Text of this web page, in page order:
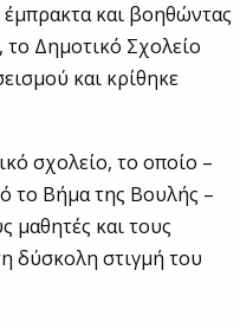
και βοηθώντας
Δημοτικό Σχολείο
και κρίθηκε
σχολείο, το οποίο –
το Βήμα της Βουλής –
μαθητές και τους
δύσκολη στιγμή του